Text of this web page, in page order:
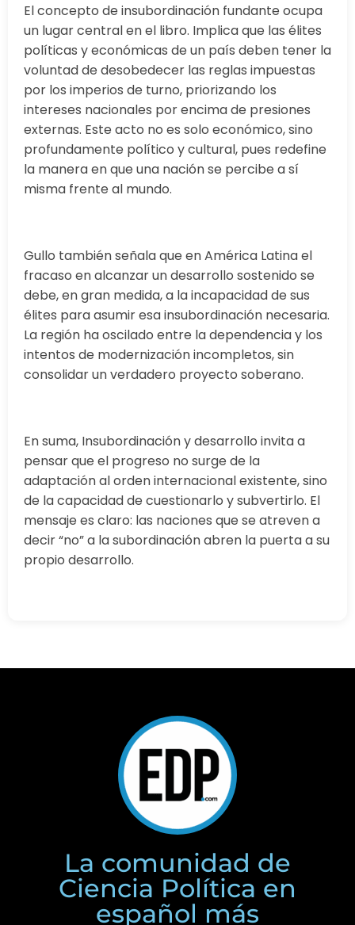
El concepto de insubordinación fundante ocupa
un lugar central en el libro. Implica que las élites
políticas y económicas de un país deben tener la
voluntad de desobedecer las reglas impuestas
por los imperios de turno, priorizando los
intereses nacionales por encima de presiones
externas. Este acto no es solo económico, sino
profundamente político y cultural, pues redefine
la manera en que una nación se percibe a sí
misma frente al mundo.
Gullo también señala que en América Latina el
fracaso en alcanzar un desarrollo sostenido se
debe, en gran medida, a la incapacidad de sus
élites para asumir esa insubordinación necesaria.
La región ha oscilado entre la dependencia y los
intentos de modernización incompletos, sin
consolidar un verdadero proyecto soberano.
En suma, Insubordinación y desarrollo invita a
pensar que el progreso no surge de la
adaptación al orden internacional existente, sino
de la capacidad de cuestionarlo y subvertirlo. El
mensaje es claro: las naciones que se atreven a
decir “no” a la subordinación abren la puerta a su
propio desarrollo.
La comunidad de
Ciencia Política en
español más